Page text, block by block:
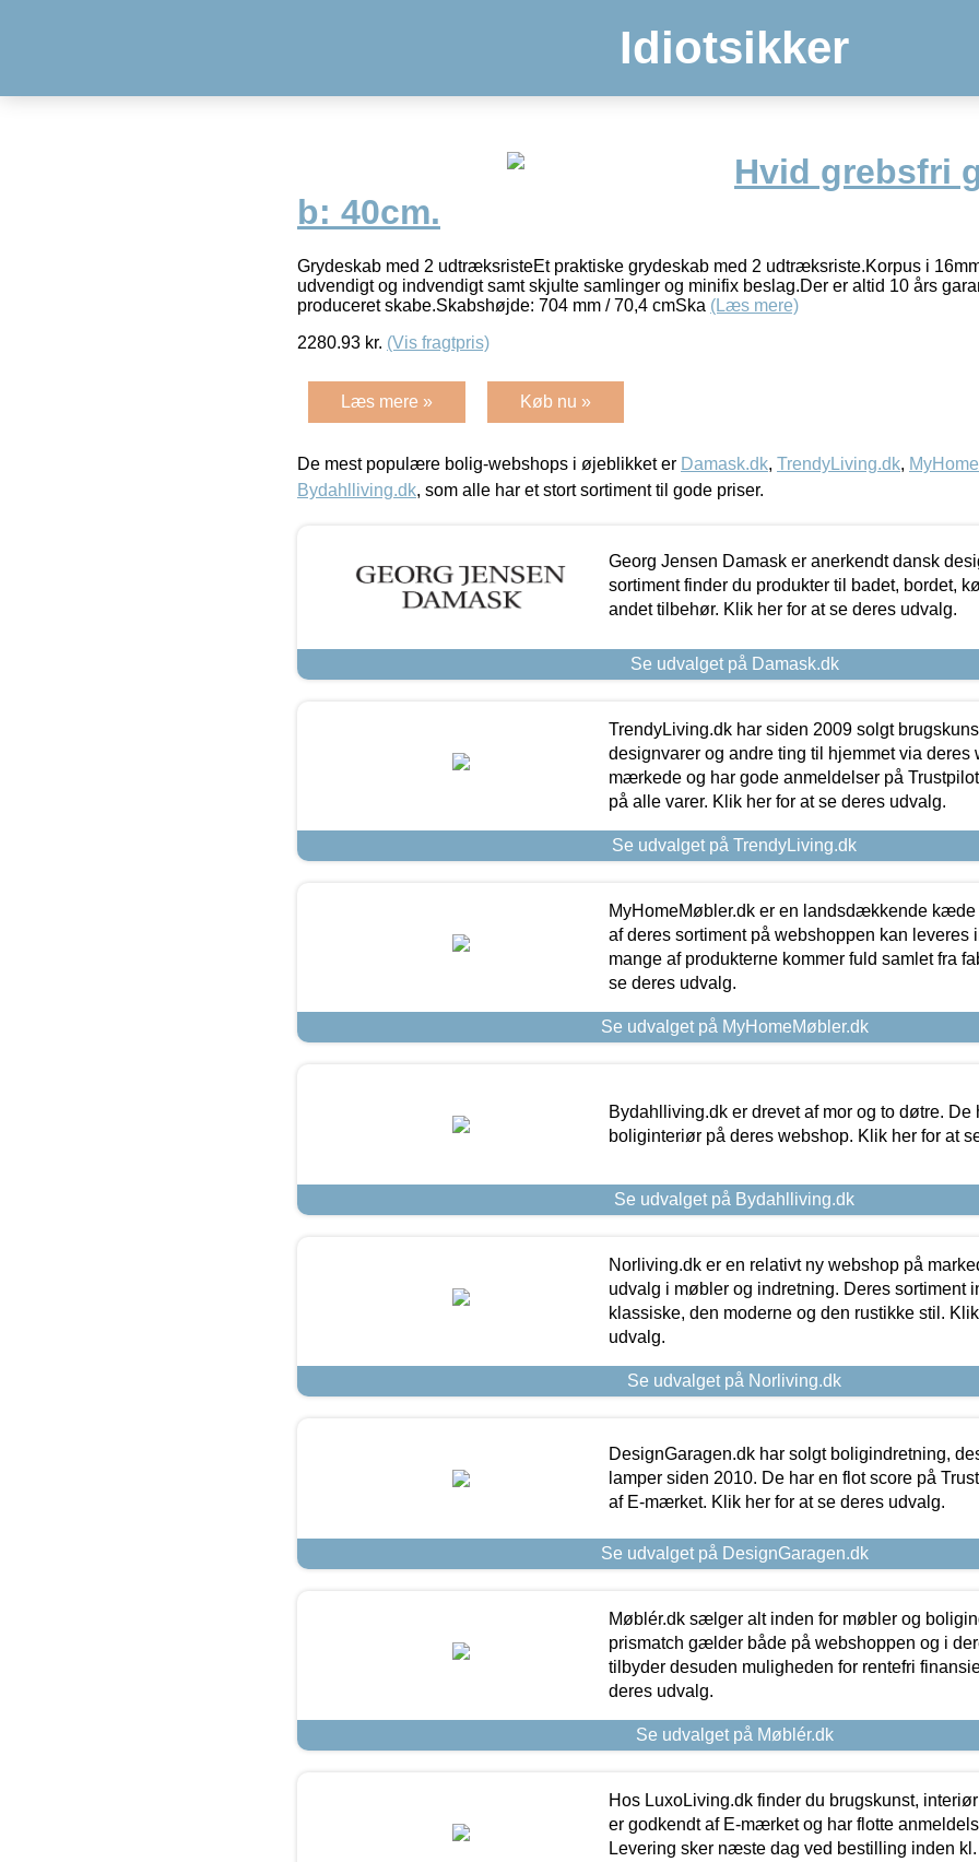
Idiotsikker
Hvid grebsfri
b: 40cm.
Grydeskab med 2 udtræksristeEt praktiske grydeskab med 2 udtræksriste.Korpus i
udvendigt og indvendigt samt skjulte samlinger og minifix beslag.Der er altid 10 års
produceret skabe.Skabshøjde: 704 mm / 70,4 cmSka (Læs mere)
2280.93 kr. (Vis fragtpris)
Læs mere » Køb nu »
De mest populære bolig-webshops i øjeblikket er Damask.dk, TrendyLiving.dk,
Bydahlliving.dk, som alle har et stort sortiment til gode priser.
Georg Jensen Damask er anerkendt dansk
sortiment finder du produkter til badet, bordet,
andet tilbehør. Klik her for at se deres udvalg.
Se udvalget på Damask.dk
TrendyLiving.dk har siden 2009 solgt
designvarer og andre ting til hjemmet via deres
mærkede og har gode anmeldelser på
på alle varer. Klik her for at se deres udvalg.
Se udvalget på TrendyLiving.dk
MyHomeMøbler.dk er en landsdækkende kæde
af deres sortiment på webshoppen kan leveres
mange af produkterne kommer fuld samlet fra
se deres udvalg.
Se udvalget på MyHomeMøbler.dk
Bydahlliving.dk er drevet af mor og to døtre. De
boliginteriør på deres webshop. Klik her for at
Se udvalget på Bydahlliving.dk
Norliving.dk er en relativt ny webshop på
udvalg i møbler og indretning. Deres sortiment
klassiske, den moderne og den rustikke stil.
udvalg.
Se udvalget på Norliving.dk
DesignGaragen.dk har solgt boligindretning,
lamper siden 2010. De har en flot score på
af E-mærket. Klik her for at se deres udvalg.
Se udvalget på DesignGaragen.dk
Møblér.dk sælger alt inden for møbler og
prismatch gælder både på webshoppen og i
tilbyder desuden muligheden for rentefri
deres udvalg.
Se udvalget på Møblér.dk
Hos LuxoLiving.dk finder du brugskunst,
er godkendt af E-mærket og har flotte
Levering sker næste dag ved bestilling inden